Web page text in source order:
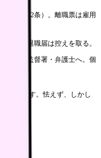
（同第22条）。離職票は雇用
する。退職届は控えを取る。
働基準監督署・弁護士へ。個
行動です。怯えず、しかし
さい。